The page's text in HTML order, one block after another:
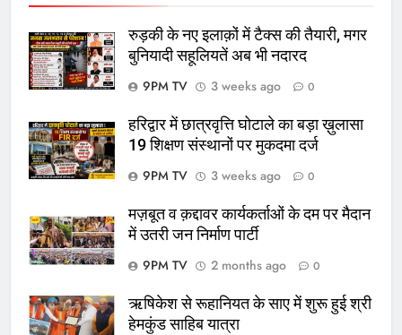
रुड़की के नए इलाक़ों में टैक्स की तैयारी, मगर
बुनियादी सहूलियतें अब भी नदारद
9PM TV
3 weeks ago 0
हरिद्वार में छात्रवृत्ति घोटाले का बड़ा ख़ुलासा
19 शिक्षण संस्थानों पर मुकदमा दर्ज
9PM TV
3 weeks ago 0
मज़बूत व क़द्दावर कार्यकर्ताओं के दम पर मैदान
में उतरी जन निर्माण पार्टी
9PM TV
2 months ago 0
ऋषिकेश से रूहानियत के साए में शुरू हुई श्री
हेमकुंड साहिब यात्रा